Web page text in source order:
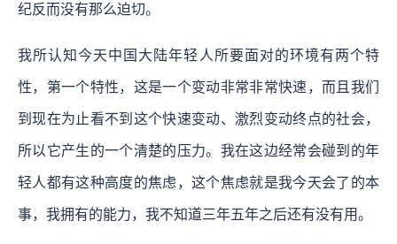
纪反而没有那么迫切。
我所认知今天中国大陆年轻人所要面对的环境有两个特
性，第一个特性，这是一个变动非常非常快速，而且我们
到现在为止看不到这个快速变动、激烈变动终点的社会，
所以它产生的一个清楚的压力。我在这边经常会碰到的年
轻人都有这种高度的焦虑，这个焦虑就是我今天会了的本
事，我拥有的能力，我不知道三年五年之后还有没有用。